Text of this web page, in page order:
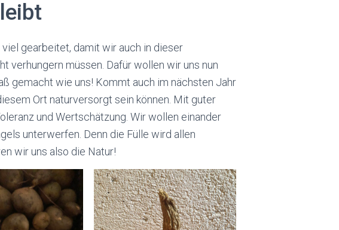
gearbeitet, damit wir auch in dieser
verhungern müssen. Dafür wollen wir uns nun
gemacht wie uns! Kommt auch im nächsten Jahr
Ort naturversorgt sein können. Mit guter
und Wertschätzung. Wir wollen einander
unterwerfen. Denn die Fülle wird allen
wir uns also die Natur!